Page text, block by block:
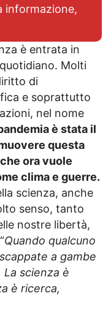
informazione,
è entrata in
Molti
di
e soprattutto
nel nome
è stata il
questa
ora vuole
clima e guerre.
scienza, anche
senso, tanto
nostre libertà,
Quando qualcuno
a gambe
scienza è
è ricerca,